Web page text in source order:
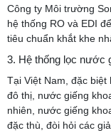
Công ty Môi trường
hệ thống RO và EDI
tiêu chuẩn khắt khe
3. Hệ thống lọc nước
Tại Việt Nam, đặc
đô thị, nước giếng
nhiên, nước giếng
đặc thù, đòi hỏi các